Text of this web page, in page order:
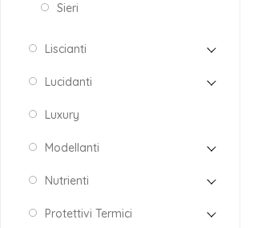
Sieri
Liscianti
Lucidanti
Luxury
Modellanti
Nutrienti
Protettivi Termici